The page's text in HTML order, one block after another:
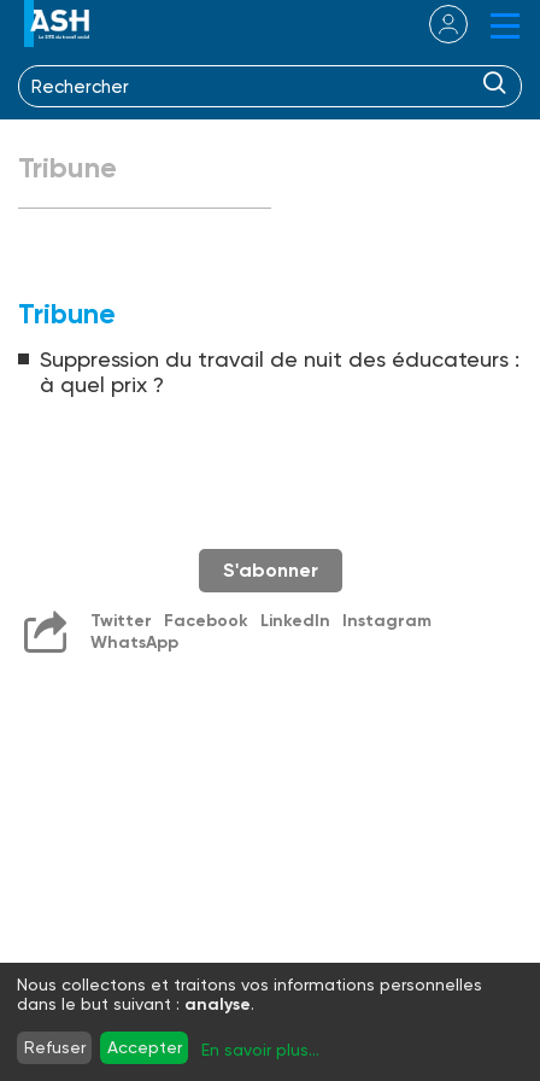
Tribune
Tribune
Suppression du travail de nuit des éducateurs :
à quel prix ?
S'abonner
Twitter Facebook LinkedIn
Instagram
WhatsApp
Nous collectons et traitons vos informations personnelles
dans le but suivant : analyse.
Refuser Accepter En savoir plus...